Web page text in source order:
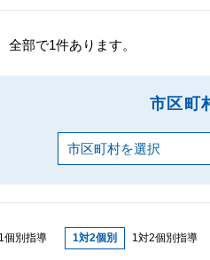
全部で1件あります。
市区町
個別指導 1対2個別 1対2個別指導